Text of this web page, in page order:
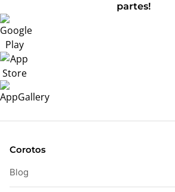
partes!
Corotos
Blog